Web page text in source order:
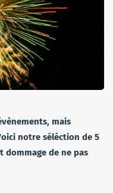
mais
notre séléction de 5
dommage de ne pas